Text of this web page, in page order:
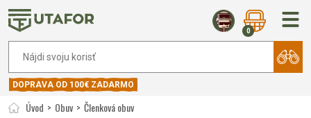
0
DOPRAVA OD 100€ ZADARMO
Úvod Obuv Členková obuv